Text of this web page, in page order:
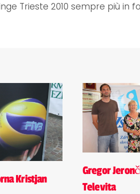
Trieste 2010 sempre più in
Kristjan
Gregor
Televita